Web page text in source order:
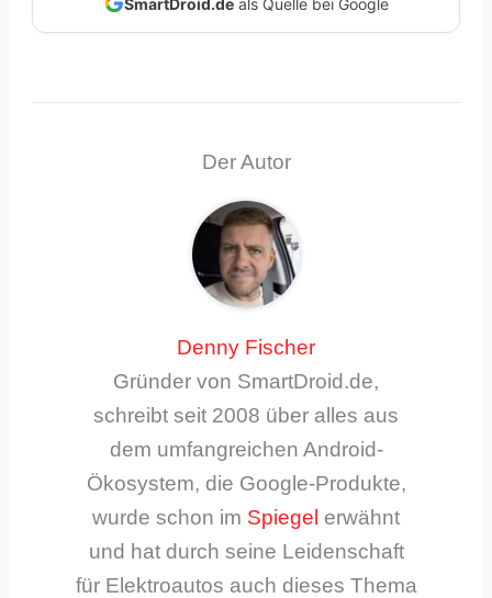
Der Autor
Denny Fischer
Gründer von SmartDroid.de,
schreibt seit 2008 über alles aus
dem umfangreichen Android-
Ökosystem, die Google-Produkte,
wurde schon im Spiegel erwähnt
und hat durch seine Leidenschaft
für Elektroautos auch dieses Thema